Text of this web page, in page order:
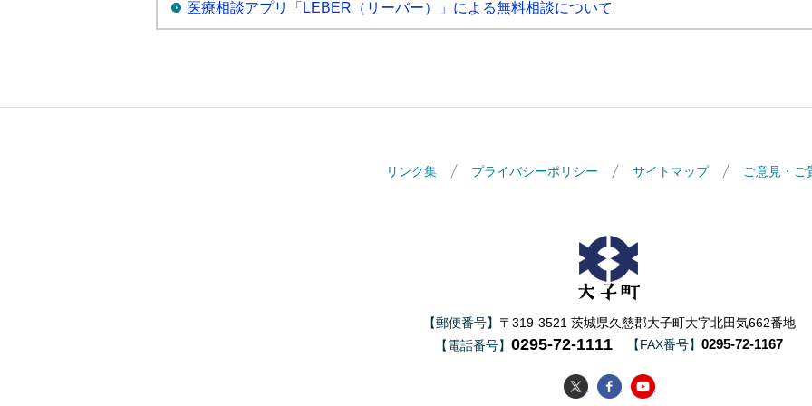
医療相談アプリ「LEBER（リーバー）」による無料相談について
リンク集 プライバシーポリシー サイトマップ ご意見・ご
【郵便番号】 〒319-3521 茨城県久慈郡大子町大字北田気662番地
【電話番号】 0295-72-1111 【FAX番号】 0295-72-1167
大子町Twitter
大子町Facebook
大子町YouTube